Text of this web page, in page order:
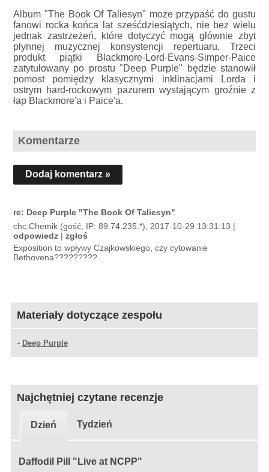
Album "The Book Of Taliesyn" może przypaść do gustu
fanowi rocka końca lat sześćdziesiątych, nie bez wielu
jednak zastrzeżeń, które dotyczyć mogą głównie zbyt
płynnej muzycznej konsystencji repertuaru. Trzeci
produkt piątki Blackmore-Lord-Evans-Simper-Paice
zatytułowany po prostu "Deep Purple" będzie stanowił
pomost pomiędzy klasycznymi inklinacjami Lorda i
ostrym hard-rockowym pazurem wystającym groźnie z
łap Blackmore'a i Paice'a.
Komentarze
Dodaj komentarz »
re: Deep Purple "The Book Of Taliesyn"
chc.Chemik (gość, IP: 89.74.235.*), 2017-10-29 13:31:13 |
odpowiedz |zgłoś
Exposition to wpływy Czajkowskiego, czy cytowanie
Bethovena?????????
Materiały dotyczące zespołu
- Deep Purple
Najchętniej czytane recenzje
Dzień Tydzień
Daffodil Pill "Live at NCPP"